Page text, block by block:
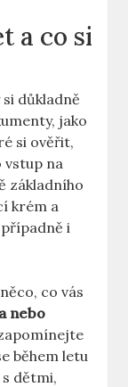
a co si
důkladně
jako
si ověřit,
vstup na
základního
krém a
i
co vás
nebo
během letu
dětmi,